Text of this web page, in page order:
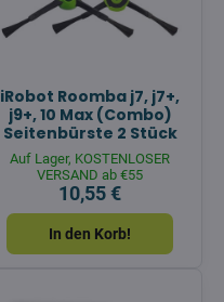
iRobot Roomba j7, j7+,
j9+, 10 Max (Combo)
Seitenbürste 2 Stück
Auf Lager, KOSTENLOSER
VERSAND ab €55
10,55 €
In den Korb!